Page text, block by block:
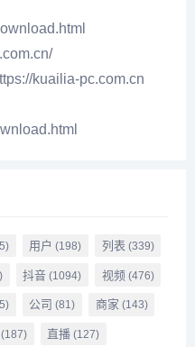
kuailia-pc.com.cn
用户 (198) 列表 (339)
抖音 (1094) 视频(476)
公司 (81) 商家 (143)
(187) 直播 (127)